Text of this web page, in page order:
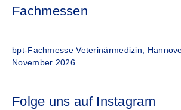
Fachmessen
bpt-Fachmesse Veterinärmedizin,
November 2026
Folge uns auf Instagram